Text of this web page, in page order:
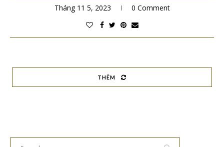
Tháng 11 5, 2023 0 Comment
THÊM